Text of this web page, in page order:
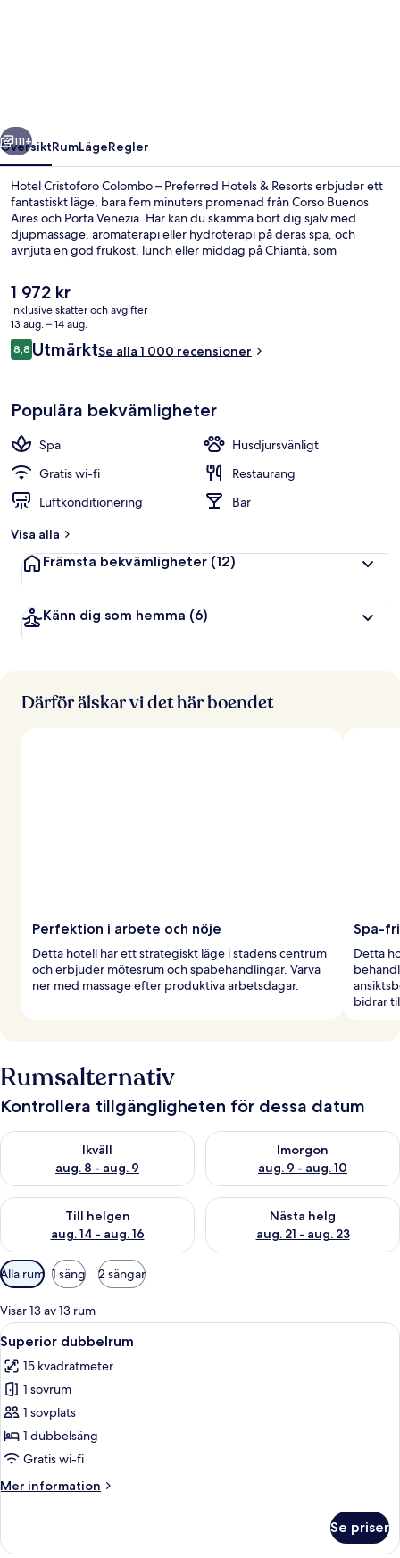
&
Resorts
Nästa
111+
ÖversiktRumLägeRegler
Hotel Cristoforo Colombo – Preferred Hotels & Resorts erbjuder ett
fantastiskt läge, bara fem minuters promenad från Corso Buenos
Aires och Porta Venezia. Här kan du skämma bort dig själv med
djupmassage, aromaterapi eller hydroterapi på deras spa, och
avnjuta en god frukost, lunch eller middag på Chiantà, som
en bar/lounge och en snackbar/deli. Andra resenärer talar mycket
väl om den hjälpsamma personalen. Boendet ligger en kort
promenad från kollektivtrafik, bara några steg från Porta Venezia -
Viale Tunisia spårvagnshållplats och Porta Venezia station.
Det
nuvarande
priset
är
1 972 kr
1 972 kr
inklusive skatter och avgifter
13 aug. – 14 aug.
Recensioner
8,88,8 av 10,
UtmärktSe alla 1 000 recensioner
Populära bekvämligheter
Spa
Husdjursvänligt
Gratis wi-fi
Restaurang
Luftkonditionering
Bar
Visa alla
Främsta bekvämligheter (12)
Känn dig som hemma (6)
Därför älskar vi det här boendet
Perfektion i arbete och nöje
Detta hotell har ett strategiskt läge i stadens centrum
och erbjuder mötesrum och spabehandlingar. Varva
ner med massage efter produktiva arbetsdagar.
Spa-
Detta
bidrar
Rumsalternativ
Kontrollera tillgängligheten för dessa datum
Ikväll
aug. 8 - aug. 9
Kontrollera tillgängligheten för ikväll aug. 8 - aug. 9
Imorgon
aug. 9 - aug. 10
Kontrollera tillgängligheten
Till helgen
aug. 14 - aug. 16
Kontrollera tillgängligheten för den här helgen aug. 14 - aug.
Nästa helg
aug. 21 - aug. 23
Kontrollera tillgängligheten
Tillgängliga
filter
för
rum
Alla rum 1 säng 2 sängar
Visar 13 av 13 rum
Öppna
alla
foton
för
Superior
dubbelrum
Ett hotellrum med en säng, ett
5
Superior dubbelrum
15 kvadratmeter
1 sovrum
1 sovplats
1 dubbelsäng
Gratis wi-fi
Mer information
Mer
dubbelrum
Se priser